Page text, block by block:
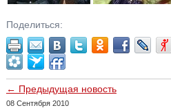
Поделиться:
← Предыдущая новость
08 Сентября 2010